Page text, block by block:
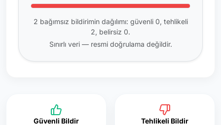
2 bağımsız bildirimin dağılımı: güvenli 0, tehlikeli
2, belirsiz 0.
Sınırlı veri — resmi doğrulama değildir.
Güvenli Bildir Tehlikeli Bildir